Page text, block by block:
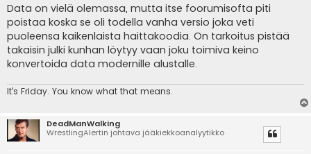
Data on vielä olemassa, mutta itse foorumisofta piti
poistaa koska se oli todella vanha versio joka veti
puoleensa kaikenlaista haittakoodia. On tarkoitus pistää
takaisin julki kunhan löytyy vaan joku toimiva keino
konvertoida data modernille alustalle.
It's Friday. You know what that means.
DeadManWalking
WrestlingAlertin johtava jääkiekkoanalyytikko